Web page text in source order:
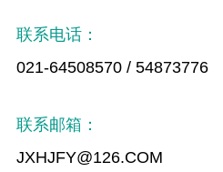
联系电话：
021-64508570 / 54873776
联系邮箱：
JXHJFY@126.COM